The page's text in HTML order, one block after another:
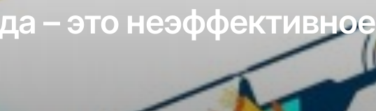
– это неэффективное